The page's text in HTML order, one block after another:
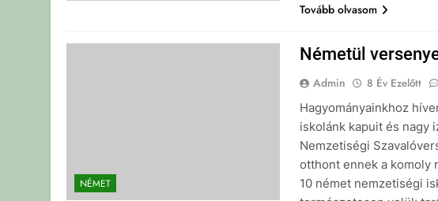
Tovább olvasom
NÉMET
Németül
Admin 8 Év Ezelőtt
Hagyományainkhoz
iskolánk kapuit és nagy
Nemzetiségi
otthont ennek a komoly
10 német nemzetiségi